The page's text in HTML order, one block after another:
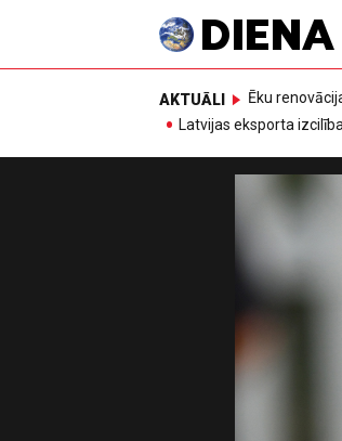
AKTUĀLI Ēku
Latvijas eksporta